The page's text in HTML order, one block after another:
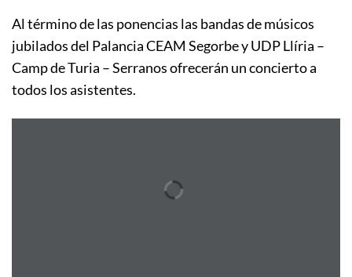
Al término de las ponencias las bandas de músicos
jubilados del Palancia CEAM Segorbe y UDP Llíria –
Camp de Turia – Serranos ofrecerán un concierto a
todos los asistentes.